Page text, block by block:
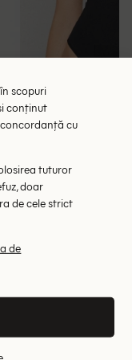
scopuri
conținut
cu
tuturor
doar
de cele strict
de